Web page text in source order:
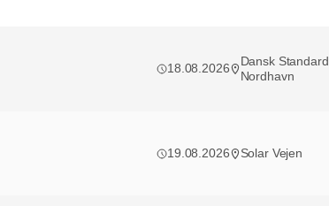
18.08.2026
Dansk Standard,
Nordhavn
19.08.2026 Solar Vejen